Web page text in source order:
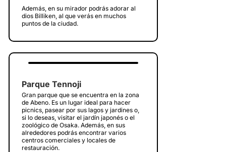
Además, en su mirador podrás adorar al
dios Billiken, al que verás en muchos
puntos de la ciudad.
Parque Tennoji
Gran parque que se encuentra en la zona
de Abeno. Es un lugar ideal para hacer
picnics, pasear por sus lagos y jardines o,
si lo deseas, visitar el jardín japonés o el
zoológico de Osaka. Además, en sus
alrededores podrás encontrar varios
centros comerciales y locales de
restauración.